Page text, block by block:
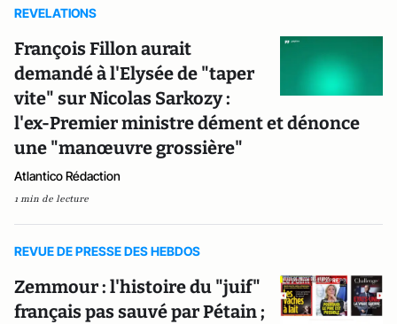
REVELATIONS
François Fillon aurait
demandé à l'Elysée de "taper
vite" sur Nicolas Sarkozy :
l'ex-Premier ministre dément et dénonce
une "manœuvre grossière"
Atlantico Rédaction
1 min de lecture
REVUE DE PRESSE DES HEBDOS
Zemmour : l'histoire du "juif"
français pas sauvé par Pétain ;